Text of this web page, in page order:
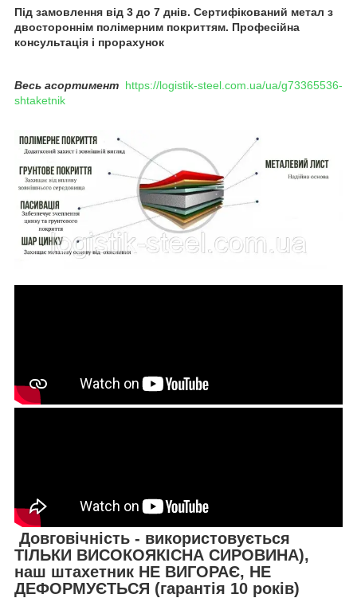
Під замовлення від 3 до 7 днів. Сертифікований метал з
двостороннім полімерним покриттям. Професійна
консультація і прорахунок
Весь асортимент https://logistik-steel.com.ua/ua/g73365536-
shtaketnik
Довговічність - використовується
ТІЛЬКИ ВИСОКОЯКІСНА СИРОВИНА),
наш штахетник НЕ ВИГОРАЄ, НЕ
ДЕФОРМУЄТЬСЯ (гарантія 10 років)